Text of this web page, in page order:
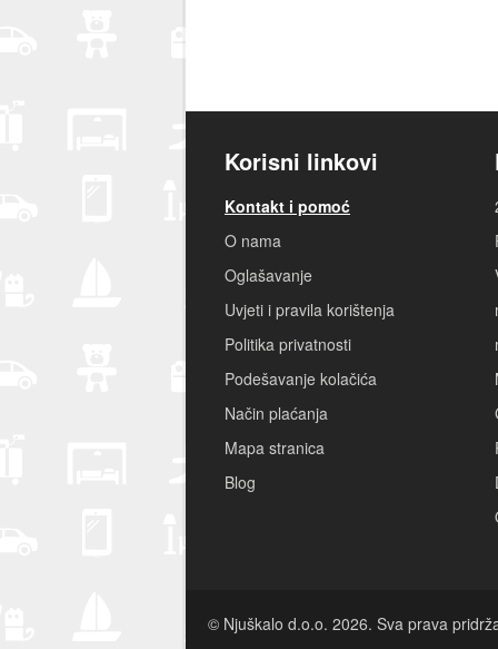
Korisni linkovi
Kontakt i pomoć
O nama
Oglašavanje
Uvjeti i pravila korištenja
Politika privatnosti
Podešavanje kolačića
Način plaćanja
Mapa stranica
Blog
© Njuškalo d.o.o. 2026. Sva prava